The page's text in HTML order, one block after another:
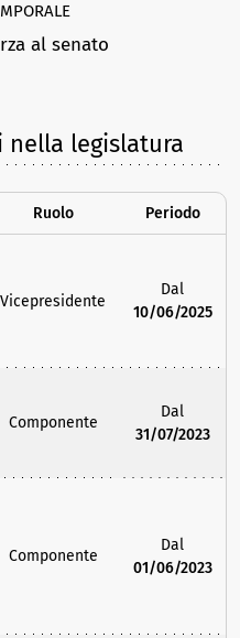
al senato
legislatura
Ruolo Periodo
Vicepresidente
Dal
10/06/2025
Componente
Dal
31/07/2023
Componente
Dal
01/06/2023